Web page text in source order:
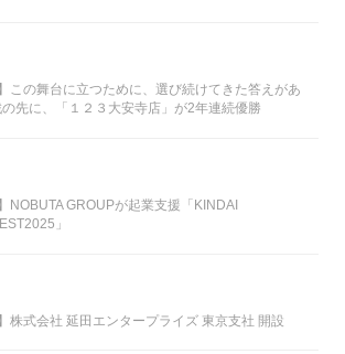
この舞台に立つために、選び続けてきた答えがあ
先に、「１２３大安寺店」が2年連続優勝
NOBUTA GROUPが起業支援「KINDAI
」
株式会社 延田エンタープライズ 東京支社 開設